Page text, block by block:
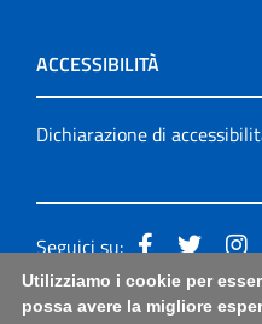
ACCESSIBILITÀ
Dichiarazione di
Seguici su:
Accessibilità: form di
Utilizziamo i cookie per
possa avere la migliore